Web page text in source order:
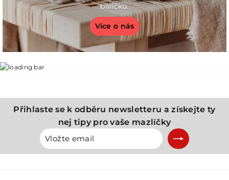
balíčku.
Více o nás
Přihlaste se k odběru newsletteru a získejte ty
nej tipy pro vaše mazlíčky
Vložte
email
Přihlásit
se
k